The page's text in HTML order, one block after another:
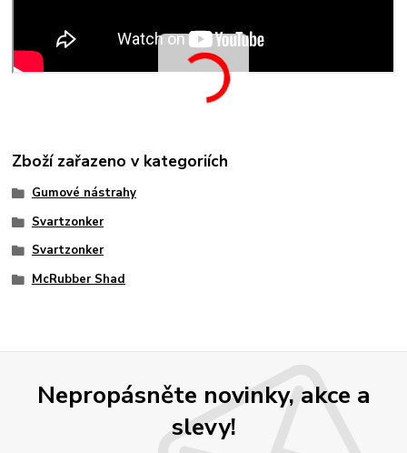
Zboží zařazeno v kategoriích
Gumové nástrahy
Svartzonker
Svartzonker
McRubber Shad
Nepropásněte novinky, akce a
slevy!